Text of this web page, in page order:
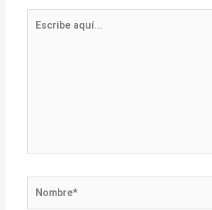
aquí...